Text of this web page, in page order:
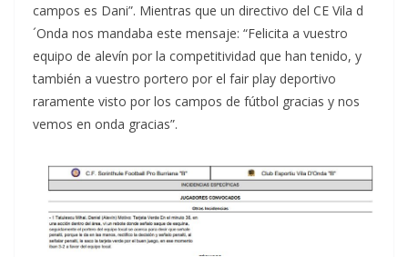
campos es Dani”. Mientras que un directivo del CE Vila d
´Onda nos mandaba este mensaje: “Felicita a vuestro
equipo de alevín por la competitividad que han tenido, y
también a vuestro portero por el fair play deportivo
raramente visto por los campos de fútbol gracias y nos
vemos en onda gracias”.